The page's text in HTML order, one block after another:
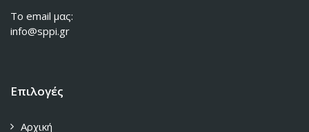
To email μας:
info@sppi.gr
Επιλογές
Αρχική